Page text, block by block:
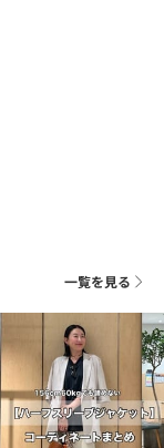
一覧を見る